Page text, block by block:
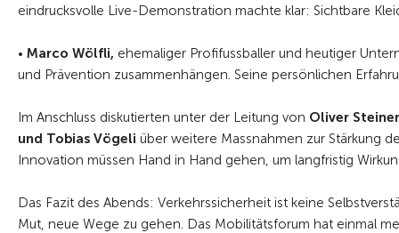
eindrucksvolle Live-Demonstration machte klar: Sichtbare
• Marco Wölfli, ehemaliger Profifussballer und heutiger
und Prävention zusammenhängen. Seine persönlichen
Im Anschluss diskutierten unter der Leitung von Oliver Steiner
und Tobias Vögeli über weitere Massnahmen zur Stärkung
Innovation müssen Hand in Hand gehen, um langfristig
Das Fazit des Abends: Verkehrssicherheit ist keine
Mut, neue Wege zu gehen. Das Mobilitätsforum hat einmal